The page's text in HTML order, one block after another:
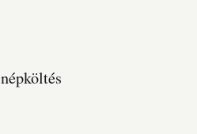
népköltés